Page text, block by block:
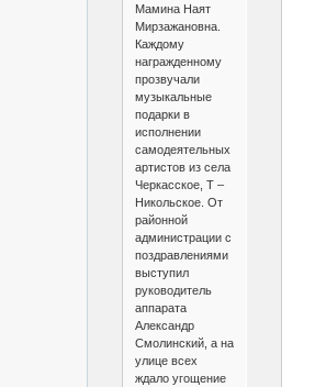
Мамина Наят
Мирзажановна.
Каждому
награжденному
прозвучали
музыкальные
подарки в
исполнении
самодеятельных
артистов из села
Черкасское, Т –
Никольское. От
районной
администрации с
поздравлениями
выступил
руководитель
аппарата
Александр
Смолинский, а на
улице всех
ждало угощение